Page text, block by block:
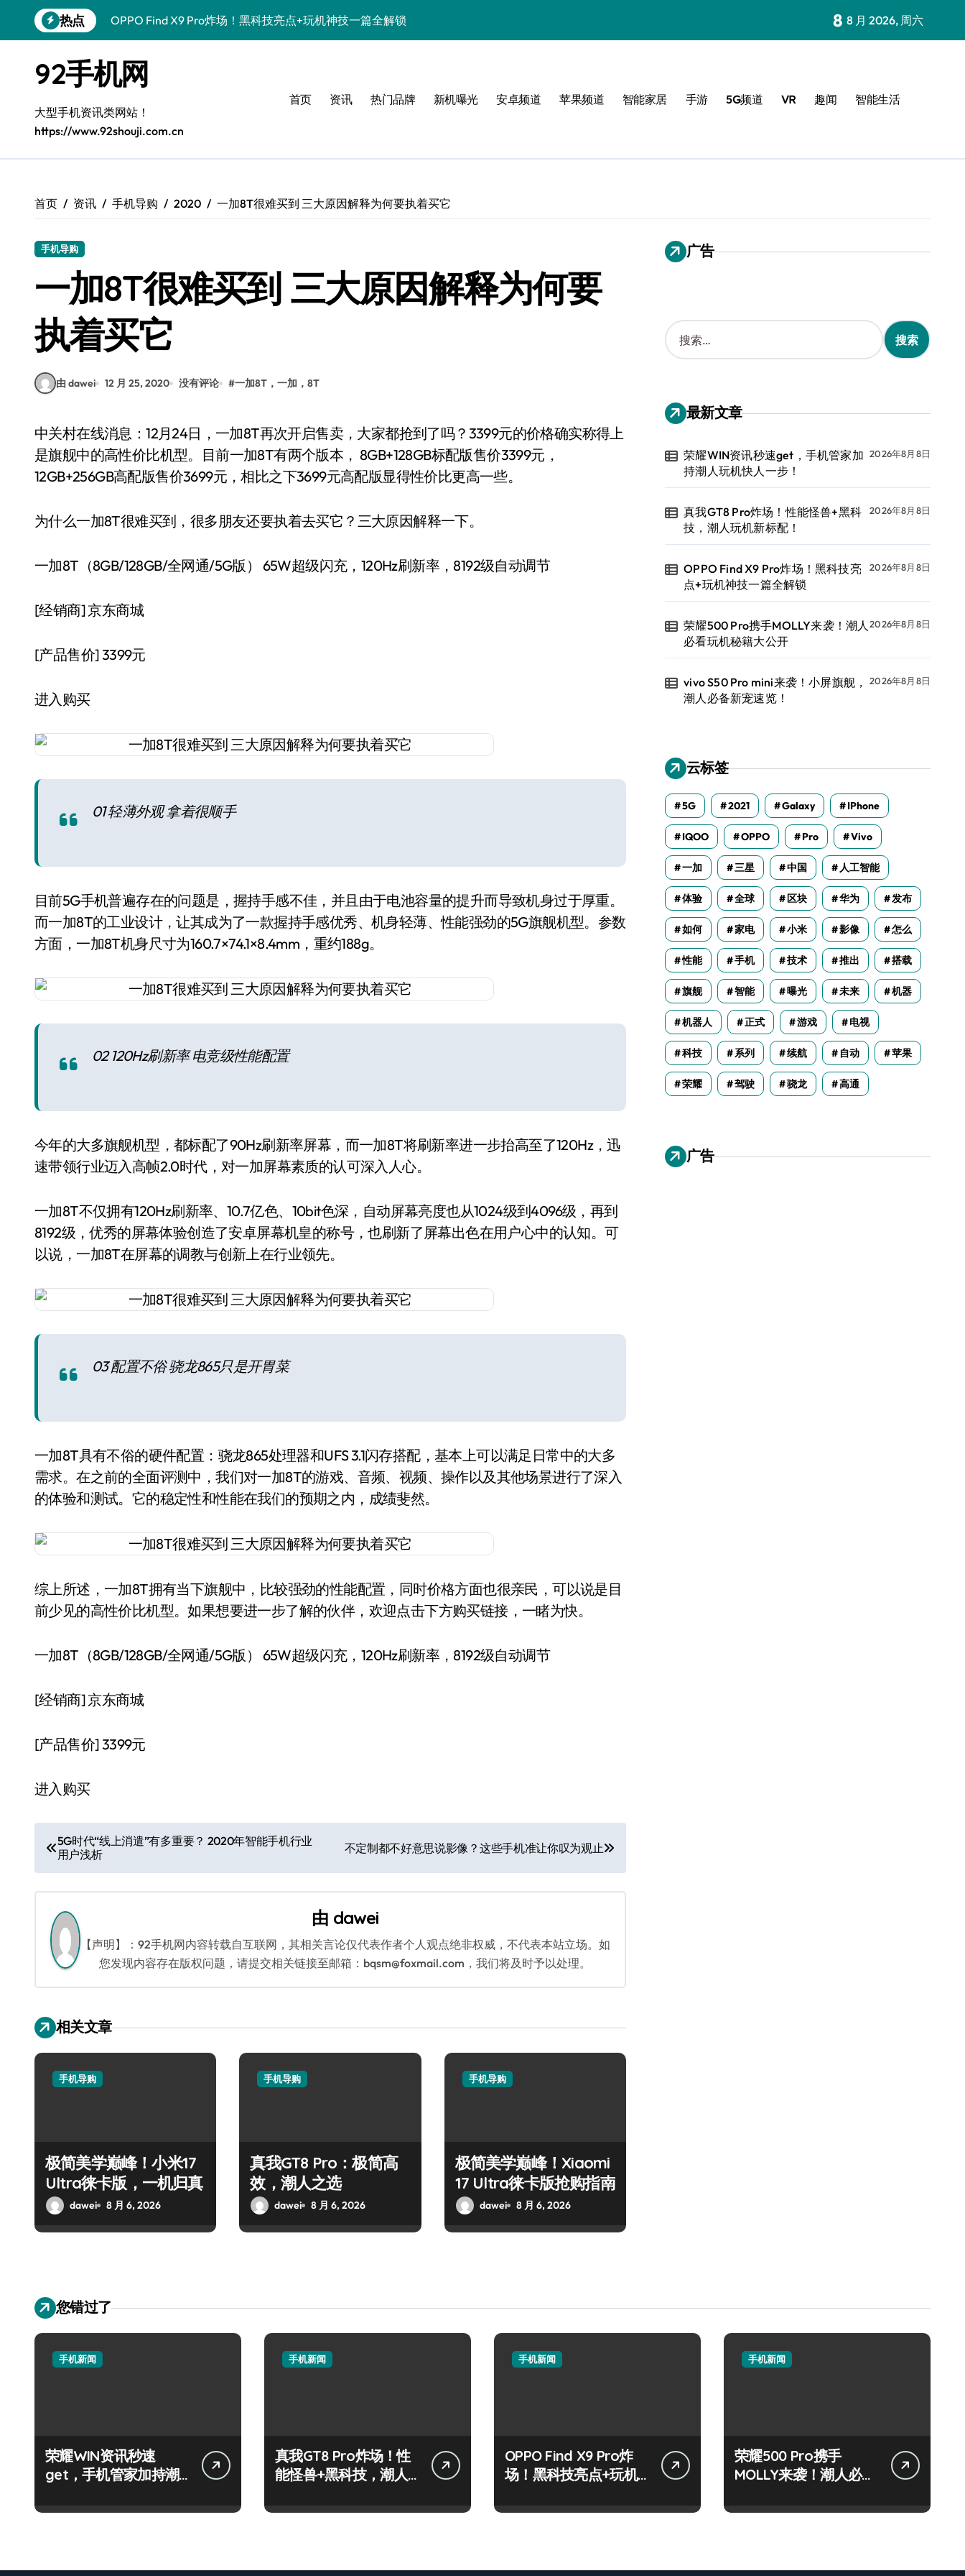
到
热点
OPPO Find X9 Pro炸场！黑科技亮点+玩机神技一篇全解锁
vivo S50 Pro mini来袭！小屏旗舰，潮人必备新宠速览！
REDMI K90炸场来袭！性能怪兽+黑科技配置全揭秘
荣耀ROBOT PHONE炸场！手机一握，智能资讯全收割！
华为nova 15 Ultra新功能炸场，潮人速领最新优惠！
三星Galaxy Z Fold7炸场！折叠屏黑科技一掌玩转未来！
8 8 月 2026, 周六
92手机网
大型手机资讯类网站！
https://www.92shouji.com.cn
首页 资讯 热门品牌 新机曝光 安卓频道 苹果频道 智能家居 手游 5G频道 VR 趣闻 智能生活
首页 资讯 手机导购 2020 一加8T很难买到 三大原因解释为何要执着买它
手机导购
一加8T很难买到 三大原因解释为何要
执着买它
由 dawei 12 月 25, 2020 没有评论 #一加8T，一加，8T
中关村在线消息：12月24日，一加8T再次开启售卖，大家都抢到了吗？3399元的价格确实称得上
是旗舰中的高性价比机型。目前一加8T有两个版本， 8GB+128GB标配版售价3399元，
12GB+256GB高配版售价3699元，相比之下3699元高配版显得性价比更高一些。
为什么一加8T很难买到，很多朋友还要执着去买它？三大原因解释一下。
一加8T（8GB/128GB/全网通/5G版） 65W超级闪充，120Hz刷新率，8192级自动调节
[经销商]京东商城
[产品售价]3399元
进入购买
01 轻薄外观 拿着很顺手
目前5G手机普遍存在的问题是，握持手感不佳，并且由于电池容量的提升而导致机身过于厚重。
而一加8T的工业设计，让其成为了一款握持手感优秀、机身轻薄、性能强劲的5G旗舰机型。参数
方面，一加8T机身尺寸为160.7×74.1×8.4mm，重约188g。
02 120Hz刷新率 电竞级性能配置
今年的大多旗舰机型，都标配了90Hz刷新率屏幕，而一加8T将刷新率进一步抬高至了120Hz，迅
速带领行业迈入高帧2.0时代，对一加屏幕素质的认可深入人心。
一加8T不仅拥有120Hz刷新率、10.7亿色、10bit色深，自动屏幕亮度也从1024级到4096级，再到
8192级，优秀的屏幕体验创造了安卓屏幕机皇的称号，也刷新了屏幕出色在用户心中的认知。可
以说，一加8T在屏幕的调教与创新上在行业领先。
03 配置不俗 骁龙865只是开胃菜
一加8T具有不俗的硬件配置：骁龙865处理器和UFS 3.1闪存搭配，基本上可以满足日常中的大多
需求。在之前的全面评测中，我们对一加8T的游戏、音频、视频、操作以及其他场景进行了深入
的体验和测试。它的稳定性和性能在我们的预期之内，成绩斐然。
综上所述，一加8T拥有当下旗舰中，比较强劲的性能配置，同时价格方面也很亲民，可以说是目
前少见的高性价比机型。如果想要进一步了解的伙伴，欢迎点击下方购买链接，一睹为快。
一加8T（8GB/128GB/全网通/5G版） 65W超级闪充，120Hz刷新率，8192级自动调节
[经销商]京东商城
[产品售价]3399元
进入购买
文
章
导
航
5G时代“线上消遣”有多重要？ 2020年智能手机行业
用户浅析
不定制都不好意思说影像？这些手机准让你叹为观止
由 dawei
【声明】：92手机网内容转载自互联网，其相关言论仅代表作者个人观点绝非权威，不代表本站立场。如
您发现内容存在版权问题，请提交相关链接至邮箱：bqsm@foxmail.com，我们将及时予以处理。
相关文章
手机导购
极简美学巅峰！小米17
Ultra徕卡版，一机归真
dawei 8 月 6, 2026
手机导购
真我GT8 Pro：极简高
效，潮人之选
dawei 8 月 6, 2026
手机导购
极简美学巅峰！Xiaomi
17 Ultra徕卡版抢购指南
dawei 8 月 6, 2026
广告
搜
索
：
最新文章
荣耀WIN资讯秒速get，手机管家加
持潮人玩机快人一步！
2026年8月8日
真我GT8 Pro炸场！性能怪兽+黑科
技，潮人玩机新标配！
2026年8月8日
OPPO Find X9 Pro炸场！黑科技亮
点+玩机神技一篇全解锁
2026年8月8日
荣耀500 Pro携手MOLLY来袭！潮人
必看玩机秘籍大公开
2026年8月8日
vivo S50 Pro mini来袭！小屏旗舰，
潮人必备新宠速览！
2026年8月8日
云标签
5G 2021 Galaxy IPhone
IQOO OPPO Pro Vivo
一加 三星 中国 人工智能
体验 全球 区块 华为 发布
如何 家电 小米 影像 怎么
性能 手机 技术 推出 搭载
旗舰 智能 曝光 未来 机器
机器人 正式 游戏 电视
科技 系列 续航 自动 苹果
荣耀 驾驶 骁龙 高通
广告
您错过了
手机新闻
荣耀WIN资讯秒速
get，手机管家加持潮
手机新闻
真我GT8 Pro炸场！性
能怪兽+黑科技，潮人
手机新闻
OPPO Find X9 Pro炸
场！黑科技亮点+玩机
手机新闻
荣耀500 Pro携手
MOLLY来袭！潮人必看